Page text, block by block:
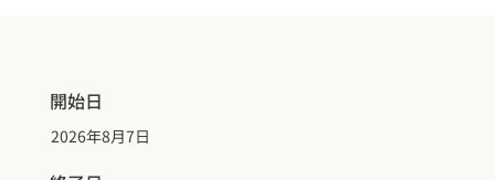
開始日
2026年8月7日